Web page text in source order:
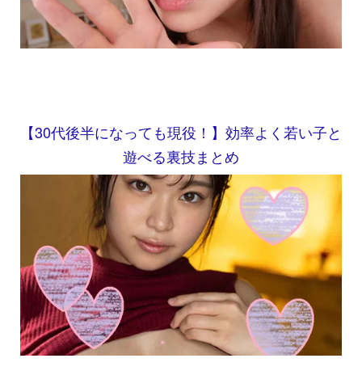
【30代後半になっても現役！】効率よく若い子と
遊べる裏技まとめ